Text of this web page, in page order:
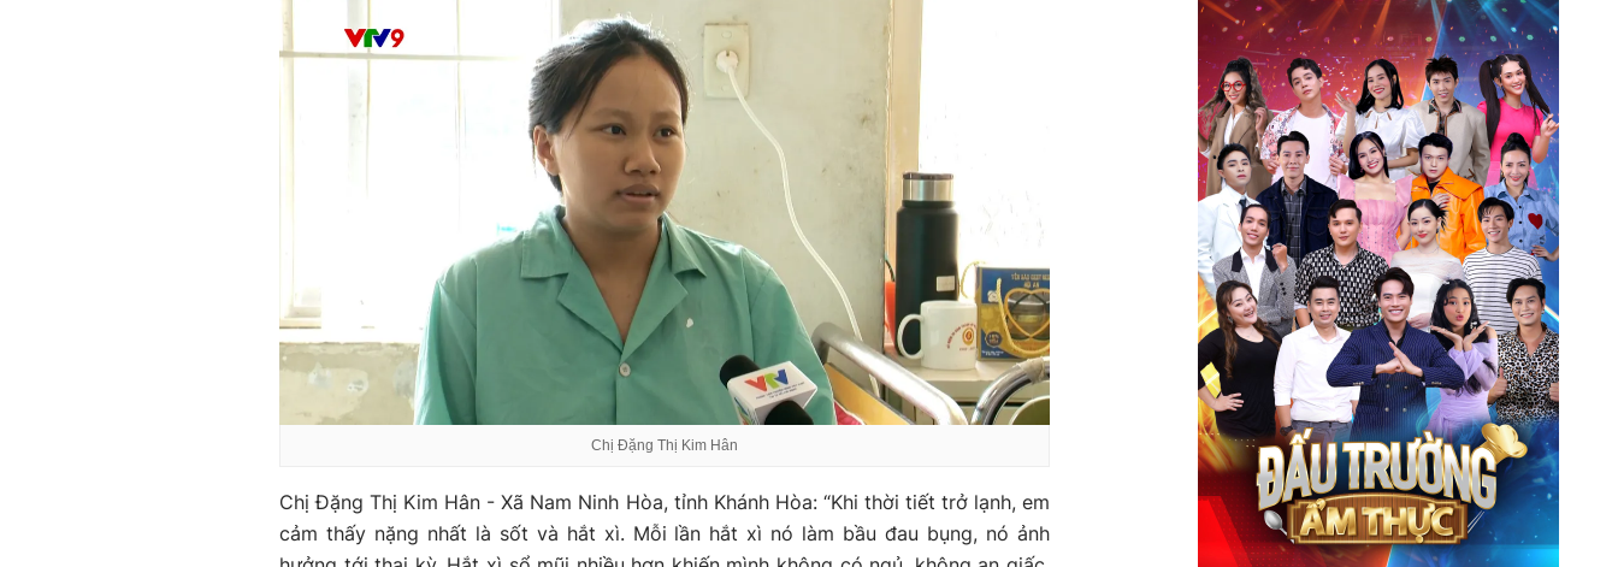
Chị Đặng Thị Kim Hân
Chị Đặng Thị Kim Hân - Xã Nam Ninh Hòa, tỉnh Khánh Hòa: “Khi thời tiết trở lạnh, em
cảm thấy nặng nhất là sốt và hắt xì. Mỗi lần hắt xì nó làm bầu đau bụng, nó ảnh